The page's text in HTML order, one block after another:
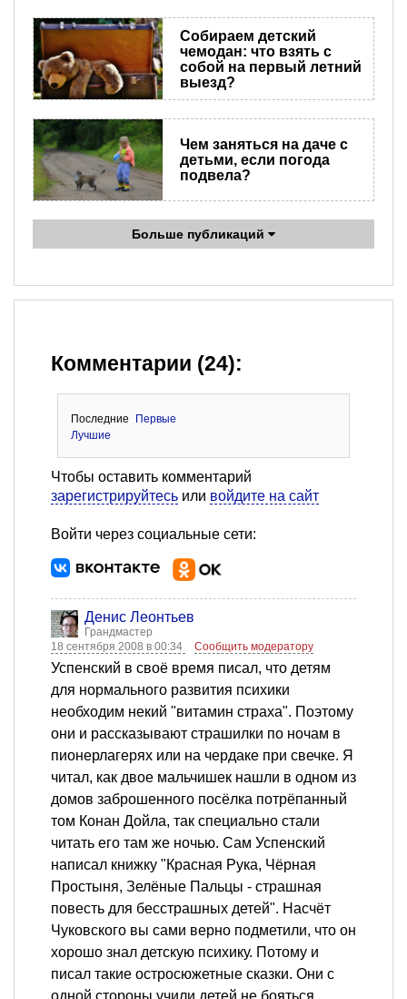
Собираем детский
чемодан: что взять с
собой на первый летний
выезд?
Чем заняться на даче с
детьми, если погода
подвела?
Больше публикаций
Комментарии (24):
Последние
Первые
Лучшие
Чтобы оставить комментарий
зарегистрируйтесь или войдите на сайт
Войти через социальные сети:
Денис Леонтьев
Грандмастер
18 сентября 2008 в 00:34
Сообщить модератору
Успенский в своё время писал, что детям
для нормального развития психики
необходим некий "витамин страха". Поэтому
они и рассказывают страшилки по ночам в
пионерлагерях или на чердаке при свечке. Я
читал, как двое мальчишек нашли в одном из
домов заброшенного посёлка потрёпанный
том Конан Дойла, так специально стали
читать его там же ночью. Сам Успенский
написал книжку "Красная Рука, Чёрная
Простыня, Зелёные Пальцы - страшная
повесть для бесстрашных детей". Насчёт
Чуковского вы сами верно подметили, что он
хорошо знал детскую психику. Потому и
писал такие остросюжетные сказки. Они с